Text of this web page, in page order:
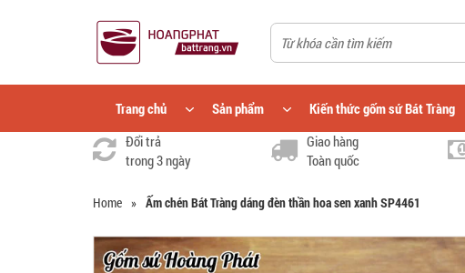
Trang chủ Sản phẩm Kiến thức gốm sứ Bát Tràng
Đổi trả
trong 3 ngày
Giao hàng
Toàn quốc
Home » Ấm chén Bát Tràng dáng đèn thần hoa sen xanh SP4461